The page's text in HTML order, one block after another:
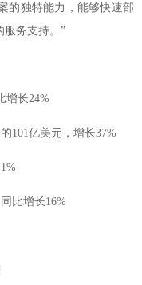
的独特能力 ，能够快速部
服务支持。”
增长24%
101亿美元，增长37%
比增长16%